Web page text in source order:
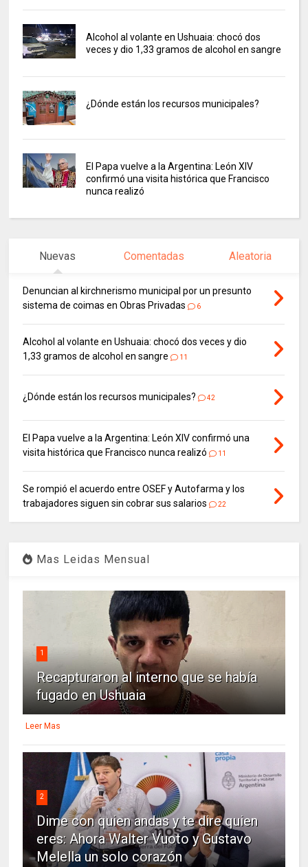
Alcohol al volante en Ushuaia: chocó dos
veces y dio 1,33 gramos de alcohol en sangre
¿Dónde están los recursos municipales?
El Papa vuelve a la Argentina: León XIV
confirmó una visita histórica que Francisco
nunca realizó
Nuevas Comentadas Aleatoria
Denuncian al kirchnerismo municipal por un presunto
sistema de coimas en Obras Privadas
6
Alcohol al volante en Ushuaia: chocó dos veces y dio
1,33 gramos de alcohol en sangre
11
¿Dónde están los recursos municipales? 42
El Papa vuelve a la Argentina: León XIV confirmó una
visita histórica que Francisco nunca realizó
11
Se rompió el acuerdo entre OSEF y Autofarma y los
trabajadores siguen sin cobrar sus salarios
22
Mas Leidas Mensual
1
Recapturaron al interno que se había
fugado en Ushuaia
Leer Mas
2
Dime con quien andas y te dire quien
eres: Ahora Walter Vuoto y Gustavo
Melella un solo corazón